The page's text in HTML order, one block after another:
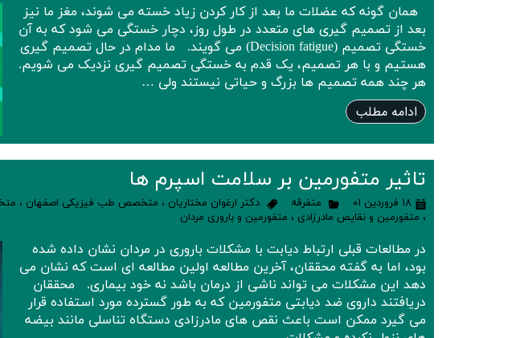
همان گونه که عضلات ما بعد از کار کردن زیاد خسته می شوند، مغز ما نیز
بعد از تصمیم گیری های متعدد در طول روز، دچار خستگی می شود که به آن
خستگی تصمیم (Decision fatigue) می گویند. ما مدام در حال تصمیم گیری
هستیم و با هر تصمیم، یک قدم به خستگی تصمیم گیری نزدیک می شویم.
هر چند همه تصمیم ها بزرگ و حیاتی نیستند ولی …
ادامه مطلب
تاثیر متفورمین بر سلامت اسپرم ها
۱۸ فروردین ۰۱ متفرقه دکتر ارغوان مختاریان ، متخصص طب فیزیکی اصفهان ،
، متفورمین و نقایص مادرزادی ، متفورمین و باروری مردان
در مطالعات قبلی ارتباط دیابت با مشکلات باروری در مردان نشان داده شده
بود، اما به گفته محققان، آخرین مطالعه اولین مطالعه ای است که نشان می
دهد این مشکلات می تواند ناشی از درمان باشد نه خود بیماری. محققان
دریافتند داروی ضد دیابتی متفورمین که به طور گسترده مورد استفاده قرار
می گیرد ممکن است باعث نقص های مادرزادی دستگاه تناسلی مانند بیضه